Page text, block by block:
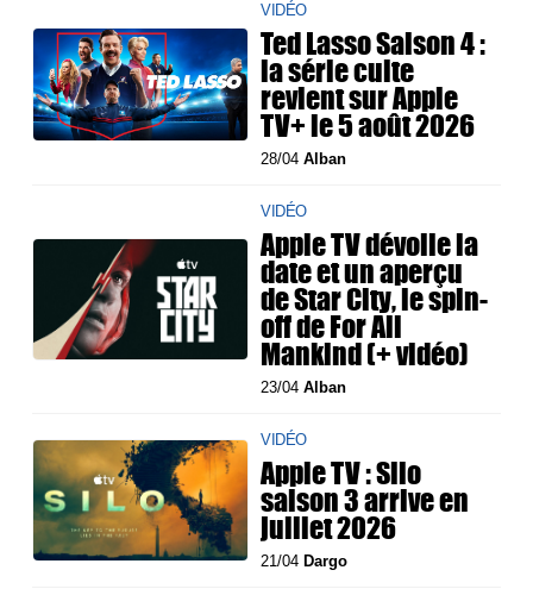
VIDÉO
Ted Lasso Saison 4 :
la série culte
revient sur Apple
TV+ le 5 août 2026
28/04Alban
VIDÉO
Apple TV dévoile la
date et un aperçu
de Star City, le spin-
off de For All
Mankind (+ vidéo)
23/04Alban
VIDÉO
Apple TV : Silo
saison 3 arrive en
juillet 2026
21/04 Dargo